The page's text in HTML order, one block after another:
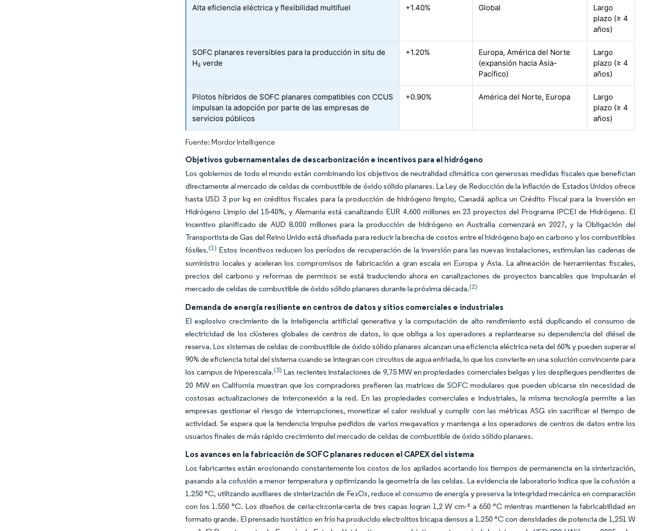
Alta eficiencia eléctrica y flexibilidad multifuel +1.40% Global
Largo
plazo (≥ 4
años)
SOFC planares reversibles para la producción in situ de
H₂ verde
+1.20%
Europa, América del Norte
(expansión hacia Asia-
Pacífico)
Largo
plazo (≥ 4
años)
Pilotos híbridos de SOFC planares compatibles con CCUS
impulsan la adopción por parte de las empresas de
servicios públicos
+0.90% América del Norte, Europa
Largo
plazo (≥ 4
años)
Fuente: Mordor Intelligence
Objetivos gubernamentales de descarbonización e incentivos para el hidrógeno
Los gobiernos de todo el mundo están combinando los objetivos de neutralidad climática con generosas medidas fiscales que benefician
directamente al mercado de celdas de combustible de óxido sólido planares. La Ley de Reducción de la Inflación de Estados Unidos ofrece
hasta USD 3 por kg en créditos fiscales para la producción de hidrógeno limpio, Canadá aplica un Crédito Fiscal para la Inversión en
Hidrógeno Limpio del 15-40%, y Alemania está canalizando EUR 4.600 millones en 23 proyectos del Programa IPCEI de Hidrógeno. El
incentivo planificado de AUD 8.000 millones para la producción de hidrógeno en Australia comenzará en 2027, y la Obligación del
Transportista de Gas del Reino Unido está diseñada para reducir la brecha de costos entre el hidrógeno bajo en carbono y los combustibles
fósiles.(1) Estos incentivos reducen los períodos de recuperación de la inversión para las nuevas instalaciones, estimulan las cadenas de
suministro locales y aceleran los compromisos de fabricación a gran escala en Europa y Asia. La alineación de herramientas fiscales,
precios del carbono y reformas de permisos se está traduciendo ahora en canalizaciones de proyectos bancables que impulsarán el
mercado de celdas de combustible de óxido sólido planares durante la próxima década.(2)
Demanda de energía resiliente en centros de datos y sitios comerciales e industriales
El explosivo crecimiento de la inteligencia artificial generativa y la computación de alto rendimiento está duplicando el consumo de
electricidad de los clústeres globales de centros de datos, lo que obliga a los operadores a replantearse su dependencia del diésel de
reserva. Los sistemas de celdas de combustible de óxido sólido planares alcanzan una eficiencia eléctrica neta del 60% y pueden superar el
90% de eficiencia total del sistema cuando se integran con circuitos de agua enfriada, lo que los convierte en una solución convincente para
los campus de hiperescala.(3) Las recientes instalaciones de 9,75 MW en propiedades comerciales belgas y los despliegues pendientes de
20 MW en California muestran que los compradores prefieren las matrices de SOFC modulares que pueden ubicarse sin necesidad de
costosas actualizaciones de interconexión a la red. En las propiedades comerciales e industriales, la misma tecnología permite a las
empresas gestionar el riesgo de interrupciones, monetizar el calor residual y cumplir con las métricas ASG sin sacrificar el tiempo de
actividad. Se espera que la tendencia impulse pedidos de varios megavatios y mantenga a los operadores de centros de datos entre los
usuarios finales de más rápido crecimiento del mercado de celdas de combustible de óxido sólido planares.
Los avances en la fabricación de SOFC planares reducen el CAPEX del sistema
Los fabricantes están erosionando constantemente los costos de los apilados acortando los tiempos de permanencia en la sinterización,
pasando a la cofusión a menor temperatura y optimizando la geometría de las celdas. La evidencia de laboratorio indica que la cofusión a
1.250 °C, utilizando auxiliares de sinterización de Fe₂O₃, reduce el consumo de energía y preserva la integridad mecánica en comparación
con los 1.550 °C. Los diseños de ceria-circonia-ceria de tres capas logran 1,2 W cm-² a 650 °C mientras mantienen la fabricabilidad en
formato grande. El prensado isostático en frío ha producido electrolitos bicapa densos a 1.250 °C con densidades de potencia de 1,251 W